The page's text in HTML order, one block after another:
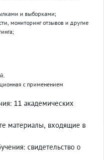
и выборками;
мониторинг отзывов и другие
с применением
11 академических
материалы, входящие в
свидетельство о